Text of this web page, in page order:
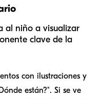
al niño a visualizar
clave de la
con ilustraciones y
están?". Si se ve